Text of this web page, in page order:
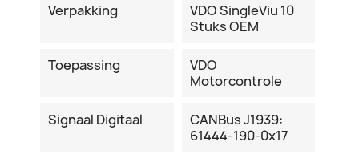
Verpakking
VDO SingleViu 10
Stuks OEM
Toepassing
VDO
Motorcontrole
Signaal Digitaal
CANBus J1939:
61444-190-0x17